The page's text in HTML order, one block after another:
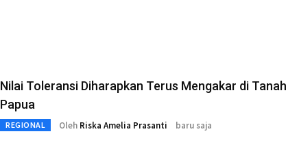
Nilai Toleransi Diharapkan Terus Mengakar di Tanah
Papua
REGIONAL Oleh Riska Amelia Prasanti baru saja